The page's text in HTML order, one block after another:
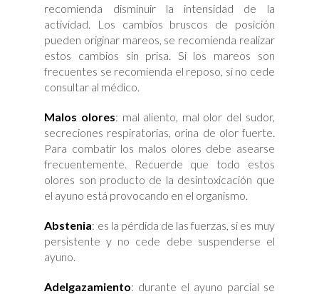
recomienda disminuir la intensidad de la
actividad. Los cambios bruscos de posición
pueden originar mareos, se recomienda realizar
estos cambios sin prisa. Si los mareos son
frecuentes se recomienda el reposo, si no cede
consultar al médico.
Malos olores: mal aliento, mal olor del sudor,
secreciones respiratorias, orina de olor fuerte.
Para combatir los malos olores debe asearse
frecuentemente. Recuerde que todo estos
olores son producto de la desintoxicación que
el ayuno está provocando en el organismo.
Abstenia: es la pérdida de las fuerzas, si es muy
persistente y no cede debe suspenderse el
ayuno.
Adelgazamiento: durante el ayuno parcial se